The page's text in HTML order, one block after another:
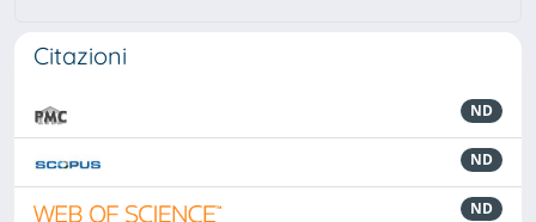
Citazioni
ND
ND
ND